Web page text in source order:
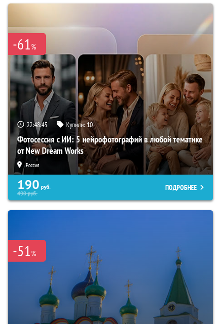
-61%
22:48:44 Купили:10
Фотосессия с ИИ: 5 нейрофотографий в любой тематике
от New Dream Works
Россия
190 руб.
490руб.
ПОДРОБНЕЕ
-51%